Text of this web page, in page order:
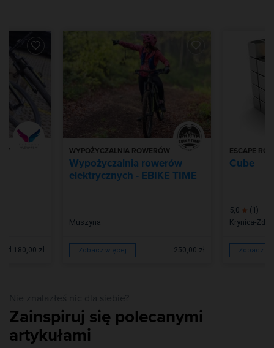
od 180,00 zł
WYPOŻYCZALNIA ROWERÓW
Wypożyczalnia rowerów
elektrycznych - EBIKE TIME
Muszyna
Zobacz więcej 250,00 zł
ESCAPE
Cube
5,0
(1)
Krynica-Zdrój
Zobacz
Zainspiruj się polecanymi
artykułami